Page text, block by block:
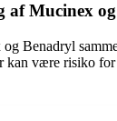
Mucinex
Benadryl
være risiko